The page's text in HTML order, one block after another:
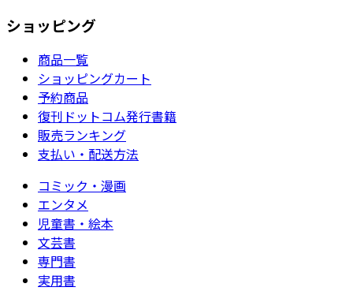
ショッピング
商品一覧
ショッピングカート
予約商品
復刊ドットコム発行書籍
販売ランキング
支払い・配送方法
コミック・漫画
エンタメ
児童書・絵本
文芸書
専門書
実用書